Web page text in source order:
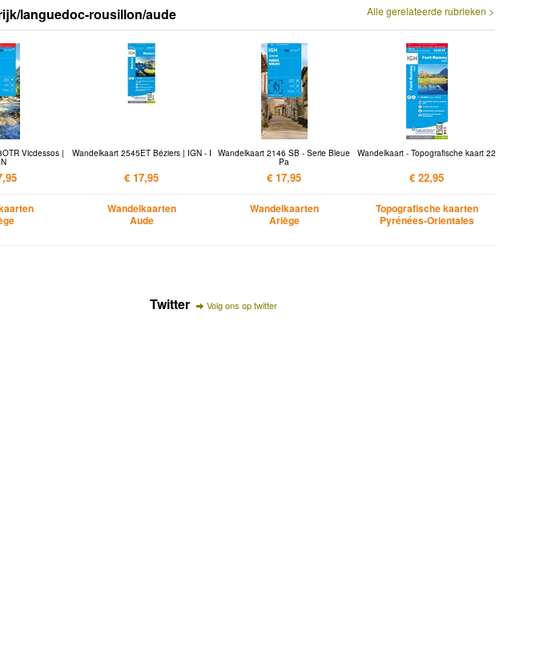
Alle gerelateerde rubrieken >
languedoc-rousillon/aude
Vicdessos | Wandelkaart 2545ET Béziers | IGN - I
€ 17,95
Wandelkaarten
Aude
Wandelkaart 2146 SB - Serie Bleue
Pa
€ 17,95
Wandelkaarten
Ariège
Wandelkaart - Topografische kaart 22
€ 22,95
Topografische kaarten
Pyrénées-Orientales
Twitter Volg ons op twitter